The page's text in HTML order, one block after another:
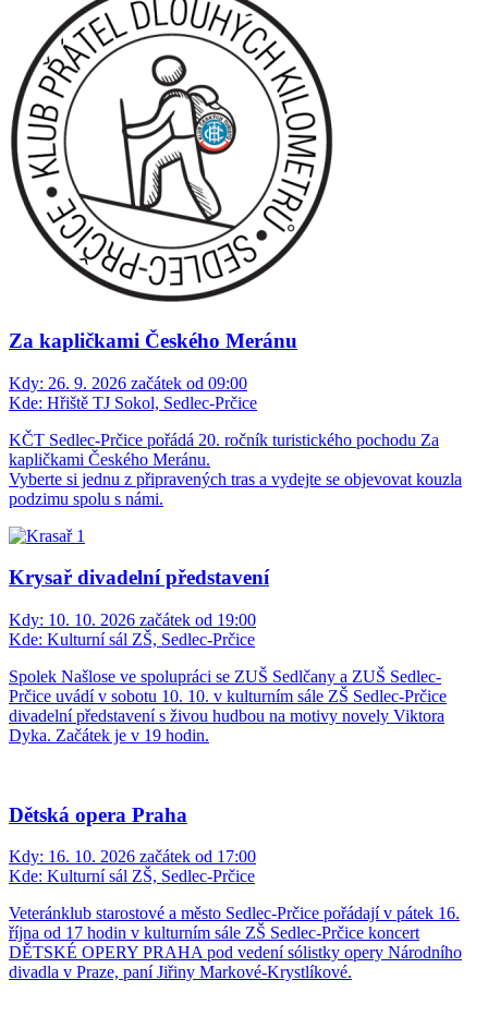
Za kapličkami Českého Meránu
Kdy: 26. 9. 2026 začátek od 09:00
Kde: Hřiště TJ Sokol, Sedlec-Prčice
KČT Sedlec-Prčice pořádá 20. ročník turistického pochodu Za
kapličkami Českého Meránu.
Vyberte si jednu z připravených tras a vydejte se objevovat kouzla
podzimu spolu s námi.
Krysař divadelní představení
Kdy: 10. 10. 2026 začátek od 19:00
Kde: Kulturní sál ZŠ, Sedlec-Prčice
Spolek Našlose ve spolupráci se ZUŠ Sedlčany a ZUŠ Sedlec-
Prčice uvádí v sobotu 10. 10. v kulturním sále ZŠ Sedlec-Prčice
divadelní představení s živou hudbou na motivy novely Viktora
Dyka. Začátek je v 19 hodin.
Dětská opera Praha
Kdy: 16. 10. 2026 začátek od 17:00
Kde: Kulturní sál ZŠ, Sedlec-Prčice
Veteránklub starostové a město Sedlec-Prčice pořádají v pátek 16.
října od 17 hodin v kulturním sále ZŠ Sedlec-Prčice koncert
DĚTSKÉ OPERY PRAHA pod vedení sólistky opery Národního
divadla v Praze, paní Jiřiny Markové-Krystlíkové.